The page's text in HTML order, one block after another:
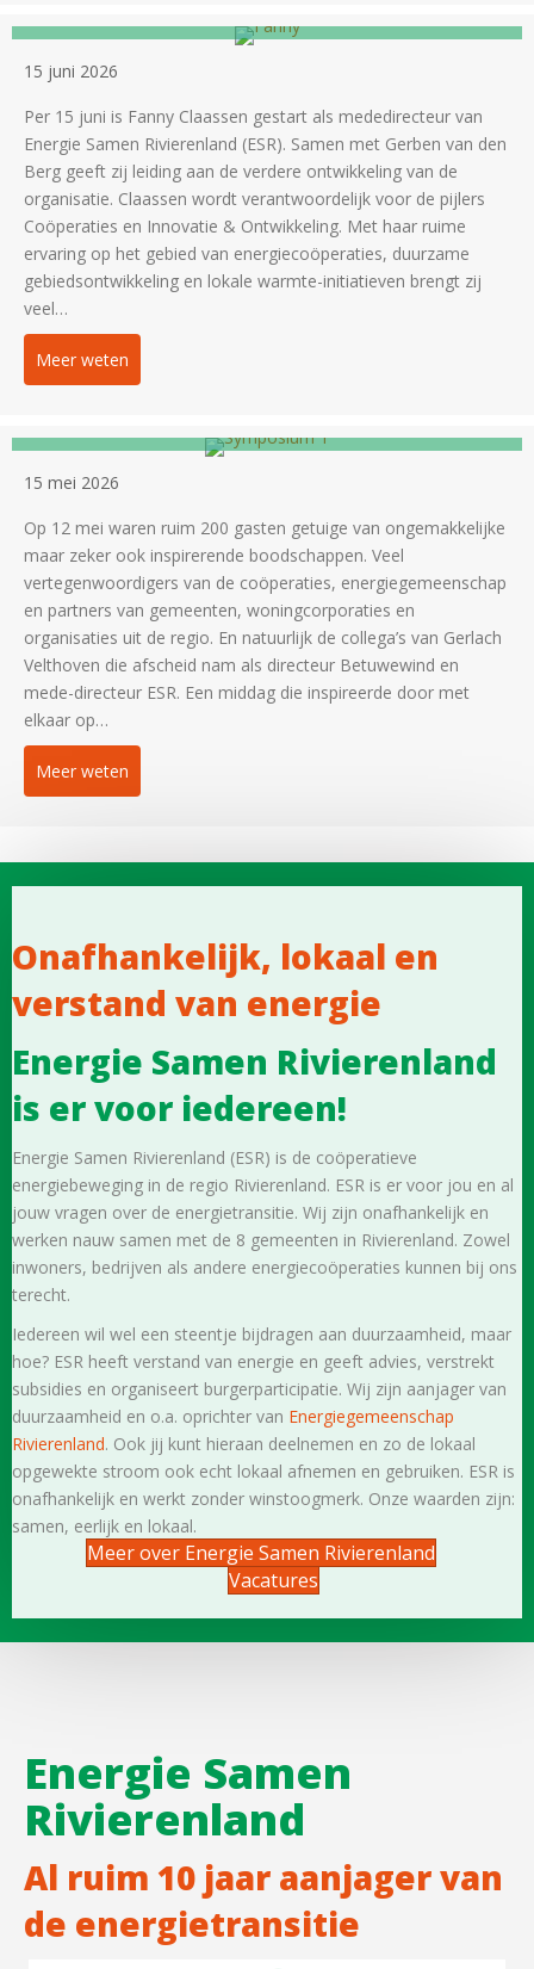
15 juni 2026
Per 15 juni is Fanny Claassen gestart als mededirecteur van
Energie Samen Rivierenland (ESR). Samen met Gerben van den
Berg geeft zij leiding aan de verdere ontwikkeling van de
organisatie. Claassen wordt verantwoordelijk voor de pijlers
Coöperaties en Innovatie & Ontwikkeling. Met haar ruime
ervaring op het gebied van energiecoöperaties, duurzame
gebiedsontwikkeling en lokale warmte-initiatieven brengt zij
veel…
Meer weten
Prachtig Symposium ‘De Ongemakkelijke
15 mei 2026
Op 12 mei waren ruim 200 gasten getuige van ongemakkelijke
maar zeker ook inspirerende boodschappen. Veel
vertegenwoordigers van de coöperaties, energiegemeenschap
en partners van gemeenten, woningcorporaties en
organisaties uit de regio. En natuurlijk de collega’s van Gerlach
Velthoven die afscheid nam als directeur Betuwewind en
mede-directeur ESR. Een middag die inspireerde door met
elkaar op…
Meer weten
Onafhankelijk, lokaal en
verstand van energie
Energie Samen Rivierenland
is er voor iedereen!
Energie Samen Rivierenland (ESR) is de coöperatieve
energiebeweging in de regio Rivierenland. ESR is er voor jou en al
jouw vragen over de energietransitie. Wij zijn onafhankelijk en
werken nauw samen met de 8 gemeenten in Rivierenland. Zowel
inwoners, bedrijven als andere energiecoöperaties kunnen bij ons
terecht.
Iedereen wil wel een steentje bijdragen aan duurzaamheid, maar
hoe? ESR heeft verstand van energie en geeft advies, verstrekt
subsidies en organiseert burgerparticipatie. Wij zijn aanjager van
duurzaamheid en o.a. oprichter van Energiegemeenschap
Rivierenland. Ook jij kunt hieraan deelnemen en zo de lokaal
opgewekte stroom ook echt lokaal afnemen en gebruiken. ESR is
onafhankelijk en werkt zonder winstoogmerk. Onze waarden zijn:
samen, eerlijk en lokaal.
Meer over Energie Samen Rivierenland
Vacatures
Energie Samen
Rivierenland
Al ruim 10 jaar aanjager van
de energietransitie